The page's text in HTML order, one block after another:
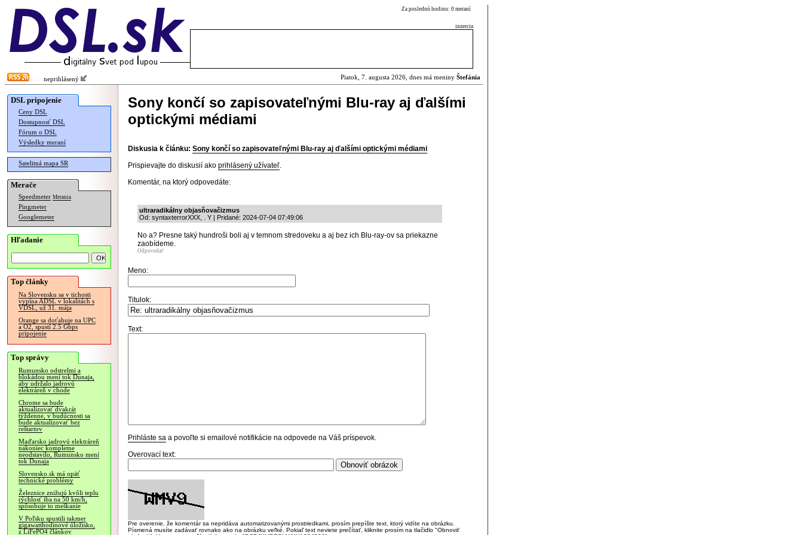
Za poslednú hodinu: 0 meraní
inzercia
neprihlásený Piatok, 7. augusta 2026, dnes má meniny Štefánia
DSL pripojenie
Ceny DSL
Dostupnosť DSL
Fórum o DSL
Výsledky meraní
Satelitná mapa SR
Merače
Speedmeter Merania
Pingmeter
Googlemeter
Hľadanie
Top články
Na Slovensku sa v tichosti
vypína ADSL v lokalitách s
VDSL, už 31. mája
Orange sa doťahuje na UPC
a O2, spustí 2.5 Gbps
pripojenie
Top správy
Rumunsko odstrelmi a
blokádou mení tok Dunaja,
aby udržalo jadrovú
elektráreň v chode
Chrome sa bude
aktualizovať dvakrát
týždenne, v budúcnosti sa
bude aktualizovať bez
reštartov
Maďarsko jadrovú elektráreň
nakoniec kompletne
neodstavilo, Rumunsko mení
tok Dunaja
Slovensko.sk má opäť
technické problémy
Železnice znižujú kvôli teplu
rýchlosť iba na 50 km/h,
spôsobuje to meškanie
V Poľsku spustili takmer
gigawatthodinové úložisko,
z LiFePO4 článkov
Sony končí so zapisovateľnými Blu-ray aj ďalšími
optickými médiami
Diskusia k článku: Sony končí so zapisovateľnými Blu-ray aj ďalšími optickými médiami
Prispievajte do diskusií ako prihlásený užívateľ.
Komentár, na ktorý odpovedáte:
ultraradikálny objasňovačizmus
Od: syntaxterrorXXX, . Y | Pridané: 2024-07-04 07:49:06
No a? Presne taký hundroši boli aj v temnom stredoveku a aj bez ich Blu-ray-ov sa priekazne
zaobídeme.
Odpovedať
Meno:
Titulok:
Text:
Prihláste sa a povoľte si emailové notifikácie na odpovede na Váš príspevok.
Overovací text:
Pre overenie, že komentár sa nepridáva automatizovanými prostriedkami, prosím prepíšte text, ktorý vidíte na obrázku.
Písmená musíte zadávať rovnako ako na obrázku veľké. Pokiaľ text neviete prečítať, kliknite prosím na tlačidlo "Obnoviť